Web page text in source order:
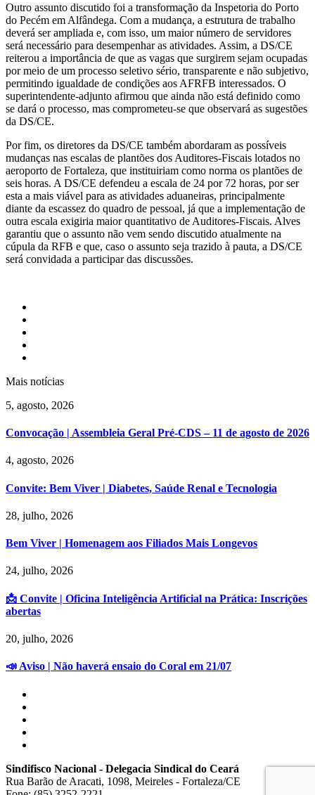
Outro assunto discutido foi a transformação da Inspetoria do Porto
do Pecém em Alfândega. Com a mudança, a estrutura de trabalho
deverá ser ampliada e, com isso, um maior número de servidores
será necessário para desempenhar as atividades. Assim, a DS/CE
reiterou a importância de que as vagas que surgirem sejam ocupadas
por meio de um processo seletivo sério, transparente e não subjetivo,
permitindo igualdade de condições aos AFRFB interessados. O
superintendente-adjunto afirmou que ainda não está definido como
se dará o processo, mas comprometeu-se que observará as sugestões
da DS/CE.
Por fim, os diretores da DS/CE também abordaram as possíveis
mudanças nas escalas de plantões dos Auditores-Fiscais lotados no
aeroporto de Fortaleza, que instituiriam como norma os plantões de
seis horas. A DS/CE defendeu a escala de 24 por 72 horas, por ser
esta a mais viável para as atividades aduaneiras, principalmente
diante da escassez do quadro de pessoal, já que a implementação de
outra escala exigiria maior quantitativo de Auditores-Fiscais. Alves
garantiu que o assunto não vem sendo discutido atualmente na
cúpula da RFB e que, caso o assunto seja trazido à pauta, a DS/CE
será convidada a participar das discussões.
Mais notícias
5, agosto, 2026
Convocação | Assembleia Geral Pré-CDS – 11 de agosto de 2026
4, agosto, 2026
Convite: Bem Viver | Diabetes, Saúde Renal e Tecnologia
28, julho, 2026
Bem Viver | Homenagem aos Filiados Mais Longevos
24, julho, 2026
📩 Convite | Oficina Inteligência Artificial na Prática: Inscrições
abertas
20, julho, 2026
📣 Aviso | Não haverá ensaio do Coral em 21/07
Sindifisco Nacional - Delegacia Sindical do Ceará
Rua Barão de Aracati, 1098, Meireles - Fortaleza/CE